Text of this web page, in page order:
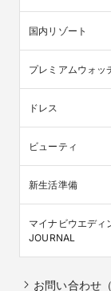
国内リゾート
プレミアムウォッ
ドレス
ビューティ
新生活準備
マイナビウエディ
JOURNAL
お問い合わせ